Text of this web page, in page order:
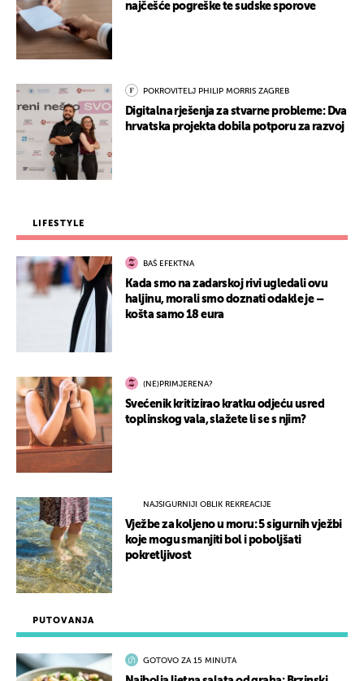
PUTOVANJA
GOTOVO ZA 15 MINUTA
najčešće pogreške te sudske sporove
POKROVITELJ PHILIP MORRIS ZAGREB
Digitalna rješenja za stvarne probleme: Dva
hrvatska projekta dobila potporu za razvoj
LIFESTYLE
BAŠ EFEKTNA
Kada smo na zadarskoj rivi ugledali ovu
haljinu, morali smo doznati odakle je –
košta samo 18 eura
(NE)PRIMJERENA?
Svećenik kritizirao kratku odjeću usred
toplinskog vala, slažete li se s njim?
NAJSIGURNIJI OBLIK REKREACIJE
Vježbe za koljeno u moru: 5 sigurnih vježbi
koje mogu smanjiti bol i poboljšati
pokretljivost